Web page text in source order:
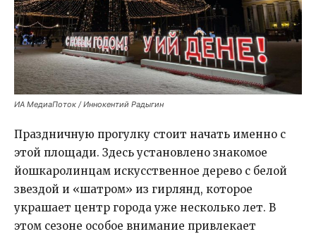
ИА МедиаПоток / Иннокентий Радыгин
Праздничную прогулку стоит начать именно с
этой площади. Здесь установлено знакомое
йошкаролинцам искусственное дерево с белой
звездой и «шатром» из гирлянд, которое
украшает центр города уже несколько лет. В
этом сезоне особое внимание привлекает